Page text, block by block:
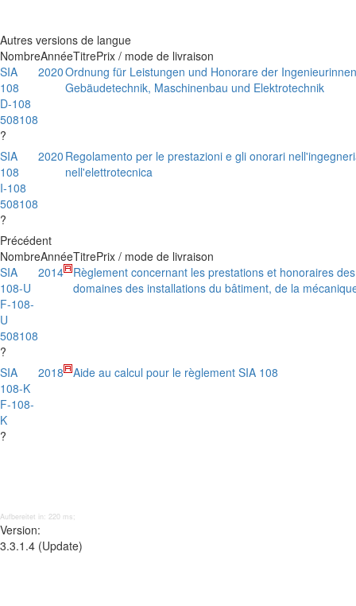
Autres versions de langue
NombreAnnéeTitrePrix / mode de livraison
SIA
108
D-108
508108
?
2020Ordnung für Leistungen und Honorare der
Gebäudetechnik, Maschinenbau und Elektrotechnik
SIA
108
I-108
508108
?
2020 Regolamento per le prestazioni e gli onorari
nell'elettrotecnica
Précédent
NombreAnnéeTitrePrix / mode de livraison
SIA
108-U
F-108-
U
508108
?
2014
Règlement concernant les prestations et honoraires
domaines des installations du bâtiment, de la
SIA
108-K
F-108-
K
?
2018 Aide au calcul pour le règlement SIA 108
Aufbereitet in: 220 ms;
Version:
3.3.1.4 (Update)